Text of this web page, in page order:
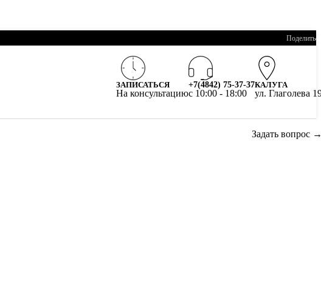
ЗАПИСАТЬСЯ
На консультацию
+7(4842) 75-37-37
c 10:00 - 18:00
КАЛУГА
ул. Глаголева
Задать вопрос